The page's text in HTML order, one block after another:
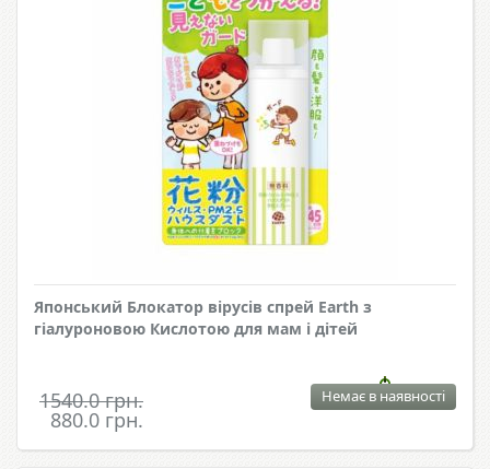
Японський Блокатор вірусів спрей Earth з
гіалуроновою Кислотою для мам і дітей
1540.0 грн.
880.0 грн.
Немає в наявності